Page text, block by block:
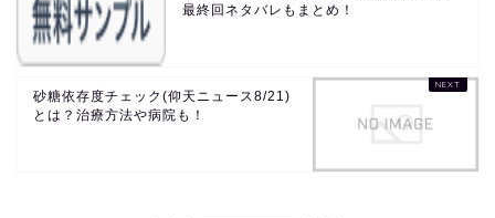
最終回ネタバレもまとめ！
砂糖依存度チェック(仰天ニュース8/21)
とは？治療方法や病院も！